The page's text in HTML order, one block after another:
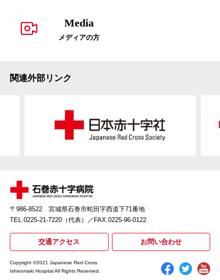
Media
メディアの方
関連外部リンク
〒986-8522 宮城県石巻市蛇田字西道下71番地
TEL.0225-21-7220（代表）
／FAX.0225-96-0122
交通アクセス お問い合わせ
Copyright ©2021 Japanese Red Cross
Ishinomaki Hospital All Rights Reserved.